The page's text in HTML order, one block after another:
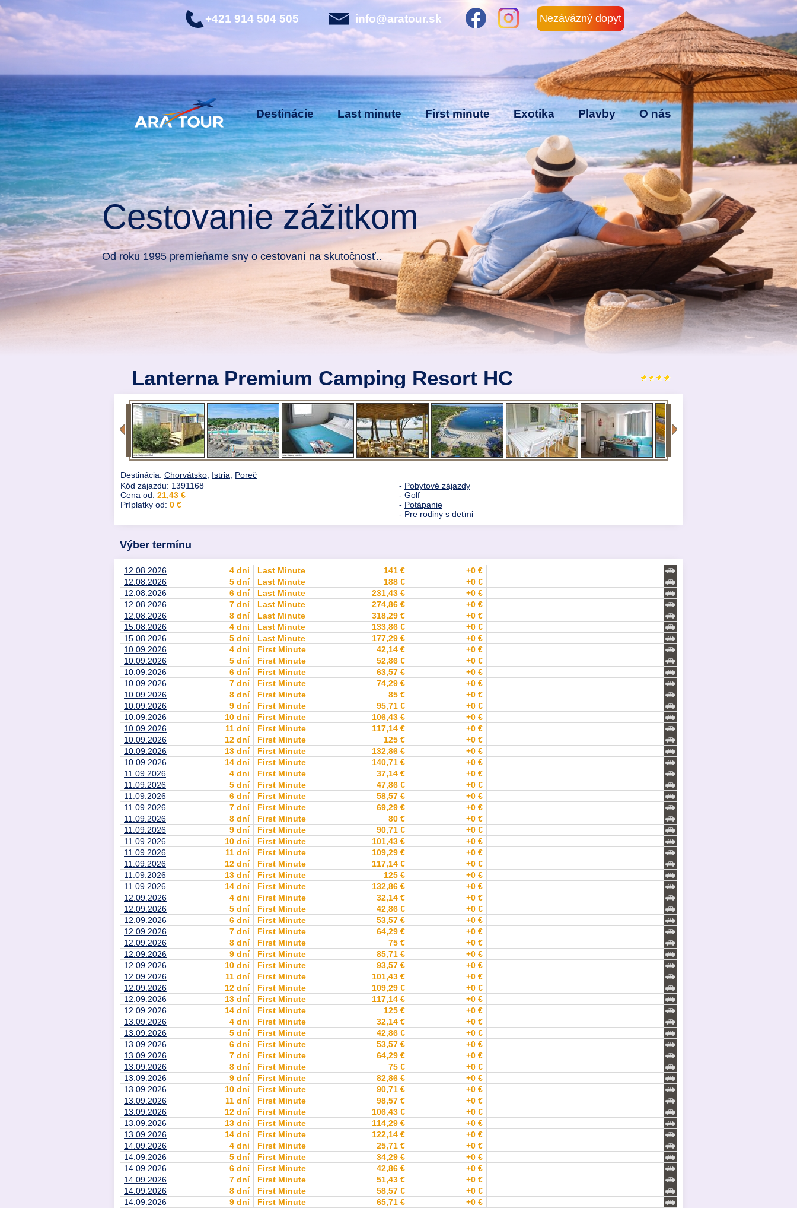
+421 914 504 505 info@aratour.sk Nezáväzný dopyt
Destinácie Last minute First minute Exotika Plavby O nás
Cestovanie zážitkom
Od roku 1995 premieňame sny o cestovaní na skutočnosť..
Lanterna Premium Camping Resort HC
Destinácia: Chorvátsko Istria
Poreč
Kód zájazdu: 1391168
Cena od: 21,43 €
Príplatky od: 0 €
- Pobytové zájazdy
- Golf
- Potápanie
- Pre rodiny s deťmi
Výber termínu
12.08.2026 4 dni Last Minute 141 €
+0 €
12.08.2026
5 dní Last Minute 188 €
+0 €
12.08.2026
6 dní Last Minute 231,43 €
+0 €
12.08.2026
7 dní Last Minute 274,86 €
+0 €
12.08.2026
8 dní Last Minute 318,29 €
+0 €
15.08.2026
4 dni Last Minute 133,86 €
+0 €
15.08.2026
5 dní Last Minute 177,29 €
+0 €
10.09.2026
4 dni First Minute 42,14 €
+0 €
10.09.2026
5 dní First Minute 52,86 €
+0 €
10.09.2026
6 dní First Minute 63,57 €
+0 €
10.09.2026
7 dní First Minute 74,29 €
+0 €
10.09.2026
8 dní First Minute 85 €
+0 €
10.09.2026
9 dní First Minute 95,71 €
+0 €
10.09.2026
10 dní First Minute 106,43 €
+0 €
10.09.2026
11 dní First Minute 117,14 €
+0 €
10.09.2026
12 dní First Minute 125 €
+0 €
10.09.2026
13 dní First Minute 132,86 €
+0 €
10.09.2026
14 dní First Minute 140,71 €
+0 €
11.09.2026
4 dni First Minute 37,14 €
+0 €
11.09.2026
5 dní First Minute 47,86 €
+0 €
11.09.2026
6 dní First Minute 58,57 €
+0 €
11.09.2026
7 dní First Minute 69,29 €
+0 €
11.09.2026
8 dní First Minute 80 €
+0 €
11.09.2026
9 dní First Minute 90,71 €
+0 €
11.09.2026
10 dní First Minute 101,43 €
+0 €
11.09.2026
11 dní First Minute 109,29 €
+0 €
11.09.2026
12 dní First Minute 117,14 €
+0 €
11.09.2026
13 dní First Minute 125 €
+0 €
11.09.2026
14 dní First Minute 132,86 €
+0 €
12.09.2026
4 dni First Minute 32,14 €
+0 €
12.09.2026
5 dní First Minute 42,86 €
+0 €
12.09.2026
6 dní First Minute 53,57 €
+0 €
12.09.2026
7 dní First Minute 64,29 €
+0 €
12.09.2026
8 dní First Minute 75 €
+0 €
12.09.2026
9 dní First Minute 85,71 €
+0 €
12.09.2026
10 dní First Minute 93,57 €
+0 €
12.09.2026
11 dní First Minute 101,43 €
+0 €
12.09.2026
12 dní First Minute 109,29 €
+0 €
12.09.2026
13 dní First Minute 117,14 €
+0 €
12.09.2026
14 dní First Minute 125 €
+0 €
13.09.2026
4 dni First Minute 32,14 €
+0 €
13.09.2026
5 dní First Minute 42,86 €
+0 €
13.09.2026
6 dní First Minute 53,57 €
+0 €
13.09.2026
7 dní First Minute 64,29 €
+0 €
13.09.2026
8 dní First Minute 75 €
+0 €
13.09.2026
9 dní First Minute 82,86 €
+0 €
13.09.2026
10 dní First Minute 90,71 €
+0 €
13.09.2026
11 dní First Minute 98,57 €
+0 €
13.09.2026
12 dní First Minute 106,43 €
+0 €
13.09.2026
13 dní First Minute 114,29 €
+0 €
13.09.2026
14 dní First Minute 122,14 €
+0 €
14.09.2026
4 dni First Minute 25,71 €
+0 €
14.09.2026
5 dní First Minute 34,29 €
+0 €
14.09.2026
6 dní First Minute 42,86 €
+0 €
14.09.2026
7 dní First Minute 51,43 €
+0 €
14.09.2026
8 dní First Minute 58,57 €
+0 €
14.09.2026
9 dní First Minute 65,71 €
+0 €